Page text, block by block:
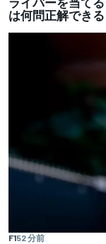
は何問正解できる
F152 分前